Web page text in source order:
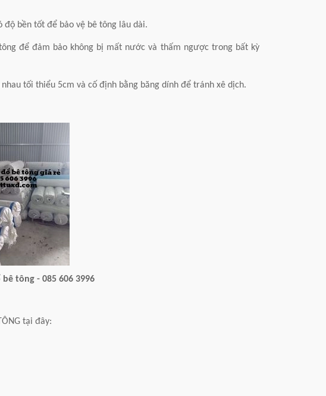
bền tốt để bảo vệ bê tông lâu dài.
để đảm bảo không bị mất nước và thấm ngược trong bất kỳ
tối thiểu 5cm và cố định bằng băng dính để tránh xê dịch.
tông - 085 606 3996
tại đây: